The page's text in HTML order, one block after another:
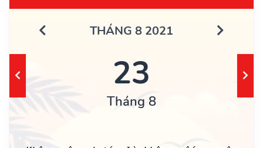
THÁNG 8 2021
23
Tháng 8